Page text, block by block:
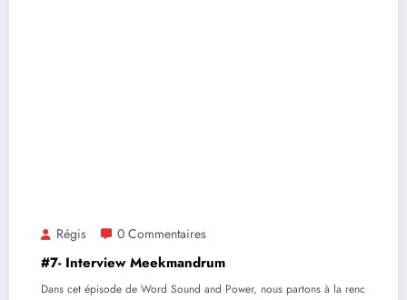
Régis 0 Commentaires
#7- Interview Meekmandrum
Dans cet épisode de Word Sound and Power, nous partons à la renc